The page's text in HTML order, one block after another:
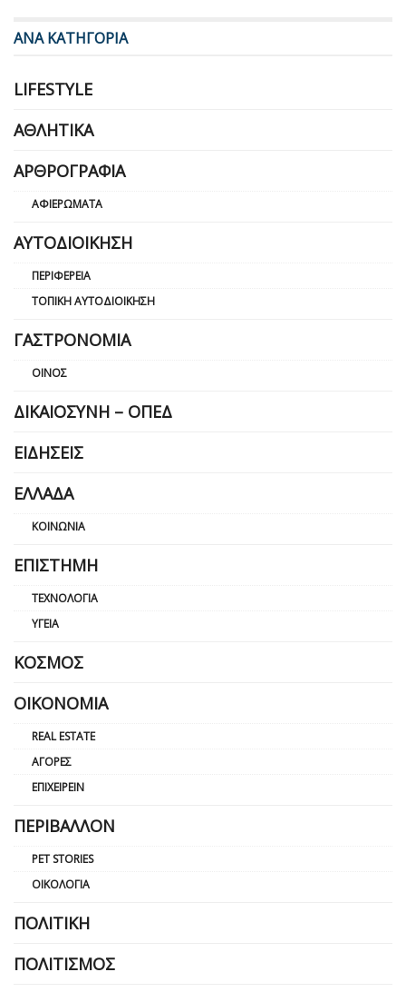
ΑΝΑ ΚΑΤΗΓΟΡΙΑ
LIFESTYLE
ΑΘΛΗΤΙΚΆ
ΑΡΘΡΟΓΡΑΦΊΑ
ΑΦΙΕΡΏΜΑΤΑ
ΑΥΤΟΔΙΟΊΚΗΣΗ
ΠΕΡΙΦΈΡΕΙΑ
ΤΟΠΙΚΉ ΑΥΤΟΔΙΟΊΚΗΣΗ
ΓΑΣΤΡΟΝΟΜΊΑ
ΟΊΝΟΣ
ΔΙΚΑΙΟΣΎΝΗ – ΟΠΕΔ
ΕΙΔΉΣΕΙΣ
ΕΛΛΆΔΑ
ΚΟΙΝΩΝΊΑ
ΕΠΙΣΤΉΜΗ
ΤΕΧΝΟΛΟΓΊΑ
ΥΓΕΊΑ
ΚΌΣΜΟΣ
ΟΙΚΟΝΟΜΊΑ
REAL ESTATE
ΑΓΟΡΈΣ
ΕΠΙΧΕΙΡΕΊΝ
ΠΕΡΙΒΆΛΛΟΝ
PET STORIES
ΟΙΚΟΛΟΓΊΑ
ΠΟΛΙΤΙΚΉ
ΠΟΛΙΤΙΣΜΌΣ